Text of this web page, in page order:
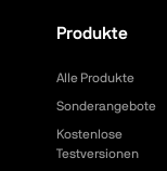
Produkte
Alle Produkte
Sonderangebote
Kostenlose
Testversionen